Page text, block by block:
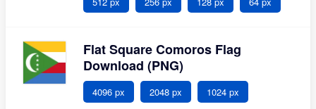
Flat Square Comoros Flag
Download (PNG)
4096 px 2048 px 1024 px